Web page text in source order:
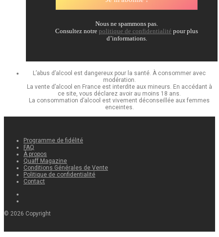
Nous ne spammons pas.
Consultez notre politique de confidentialité pour plus
d’informations.
L’abus d’alcool est dangereux pour la santé. À consommer avec
modération.
La vente d’alcool en France est interdite aux mineurs. En accédant à
ce site, vous déclarez avoir au moins 18 ans.
La consommation d’alcool est vivement déconseillée aux femmes
enceintes.
Programme de fidélité
FAQ
À propos
Quaff Magazine
Conditions Générales de Vente
Politique de confidentialité
Contact
© 2026 Copyright